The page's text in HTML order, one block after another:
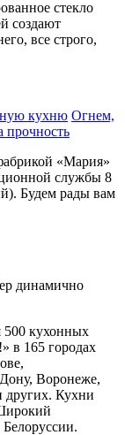
стекло
создают
все строго,
кухню Огнем,
прочность
«Мария»
службы 8
Будем рады вам
динамично
500 кухонных
в 165 городах
Воронеже,
других. Кухни